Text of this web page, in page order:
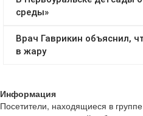
Информация
Посетители, находящиеся в группе